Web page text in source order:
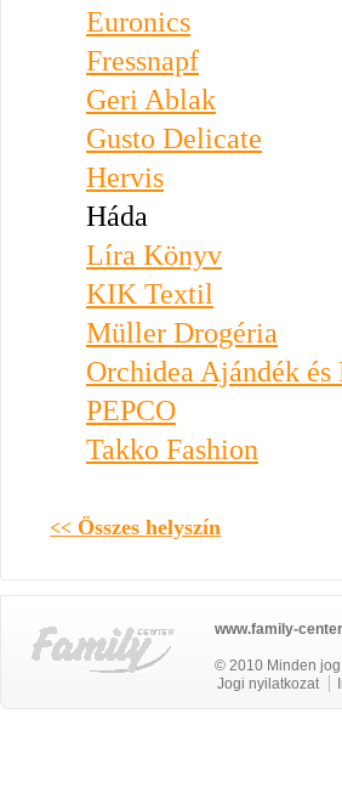
Euronics
Fressnapf
Geri Ablak
Gusto Delicate
Hervis
Háda
Líra Könyv
KIK Textil
Müller Drogéria
Orchidea Ajándék
PEPCO
Takko Fashion
<< Összes helyszín
www.family-
© 2010 Minden
Jogi nyilatkozat